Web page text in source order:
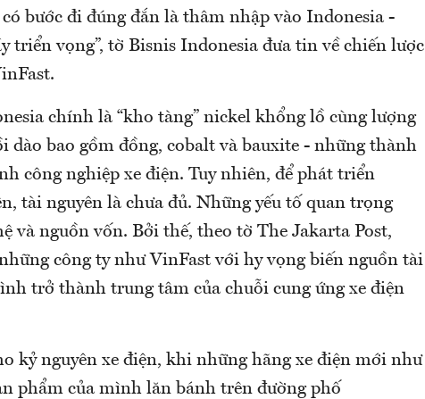
bước đi đúng đắn là thâm nhập vào Indonesia -
triển vọng”, tờ Bisnis Indonesia đưa tin về chiến lược
chính là “kho tàng” nickel khổng lồ cùng lượng
dào bao gồm đồng, cobalt và bauxite - những thành
công nghiệp xe điện. Tuy nhiên, để phát triển
tài nguyên là chưa đủ. Những yếu tố quan trọng
và nguồn vốn. Bởi thế, theo tờ The Jakarta Post,
công ty như VinFast với hy vọng biến nguồn tài
trở thành trung tâm của chuỗi cung ứng xe điện
kỷ nguyên xe điện, khi những hãng xe điện mới như
phẩm của mình lăn bánh trên đường phố